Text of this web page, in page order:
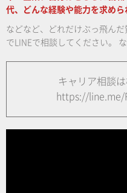
代、どんな経験や能力を求めら
などなど、どれだけぶっ飛ん
でLINEで相談してください。
キャリア相談
https://